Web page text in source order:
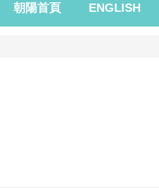
朝陽首頁 ENGLISH